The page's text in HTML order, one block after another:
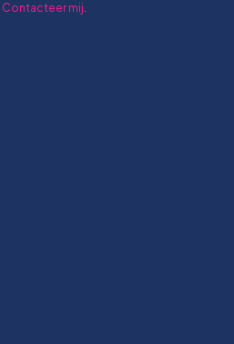
Contacteer mij.